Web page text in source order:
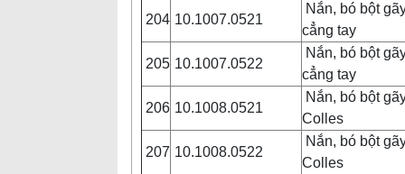
204 10.1007.0521
Nắn, bó bột
cẳng tay
205 10.1007.0522
Nắn, bó bột
cẳng tay
206 10.1008.0521
Nắn, bó bột
Colles
207 10.1008.0522
Nắn, bó bột
Colles